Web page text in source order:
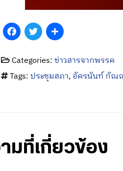
Facebook
TwitterShare
Categories:ข่าวสารจากพรรค
Tags:ประชุมสภา,อัครนันท์ กั
มที่เกี่ยวข้อง